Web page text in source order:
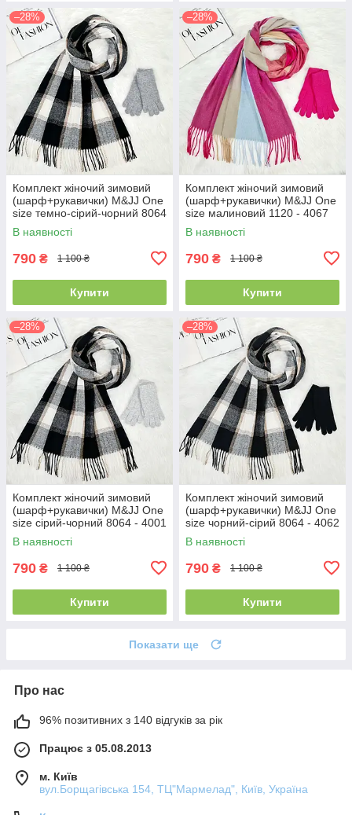
–28%
Комплект жіночий зимовий
(шарф+рукавички) M&JJ One
size темно-сірий-чорний 8064
- 4081
В наявності
790 ₴ 1 100 ₴
Купити
–28%
Комплект жіночий зимовий
(шарф+рукавички) M&JJ One
size малиновий 1120 - 4067
В наявності
790 ₴ 1 100 ₴
Купити
–28%
Комплект жіночий зимовий
(шарф+рукавички) M&JJ One
size сірий-чорний 8064 - 4001
В наявності
790 ₴ 1 100 ₴
Купити
–28%
Комплект жіночий зимовий
(шарф+рукавички) M&JJ One
size чорний-сірий 8064 - 4062
В наявності
790 ₴ 1 100 ₴
Купити
Показати ще
Про нас
96% позитивних з 140 відгуків за рік
Працює з 05.08.2013
м. Київ
вул.Борщагівська 154, ТЦ"Мармелад", Київ, Україна